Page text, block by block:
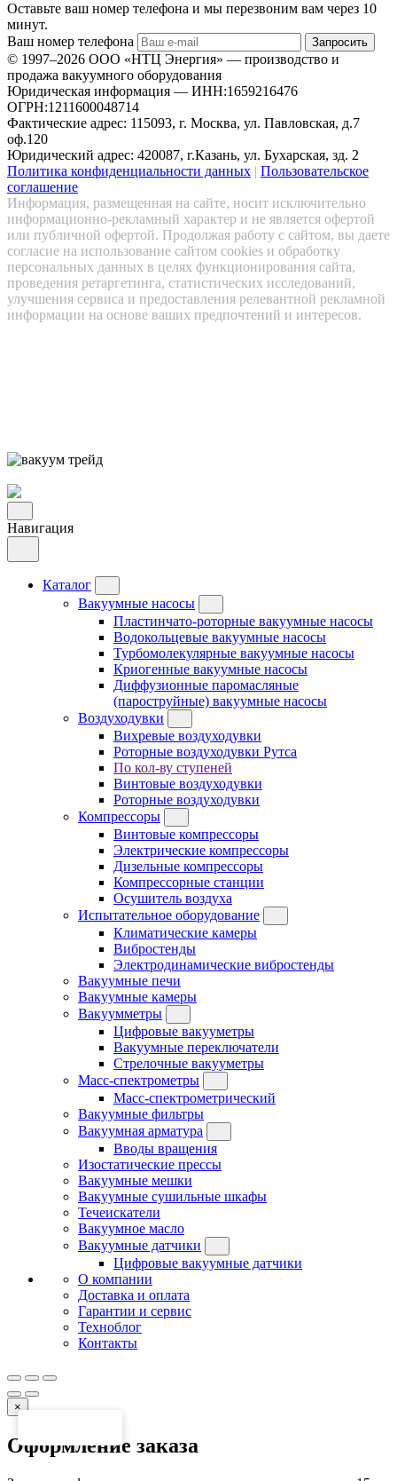
Оставьте ваш номер телефона и мы перезвоним вам через 10
минут.
Ваш номер телефона
Запросить
© 1997–2026 ООО «НТЦ Энергия» — производство и
продажа вакуумного оборудования
Юридическая информация — ИНН:1659216476
ОГРН:1211600048714
Фактические адрес: 115093, г. Москва, ул. Павловская, д.7
оф.120
Юридический адрес: 420087, г.Казань, ул. Бухарская, зд. 2
Политика конфиденциальности данных | Пользовательское
соглашение
Информация, размещенная на сайте, носит исключительно
информационно-рекламный характер и не является офертой
или публичной офертой. Продолжая работу с сайтом, вы даете
согласие на использование сайтом cookies и обработку
персональных данных в целях функционирования сайта,
проведения ретаргетинга, статистических исследований,
улучшения сервиса и предоставления релевантной рекламной
информации на основе ваших предпочтений и интересов.
Навигация
Каталог
Вакуумные насосы
Пластинчато-роторные вакуумные насосы
Водокольцевые вакуумные насосы
Турбомолекулярные вакуумные насосы
Криогенные вакуумные насосы
Диффузионные паромасляные
(пароструйные) вакуумные насосы
Воздуходувки
Вихревые воздуходувки
Роторные воздуходувки Рутса
По кол-ву ступеней
Винтовые воздуходувки
Роторные воздуходувки
Компрессоры
Винтовые компрессоры
Электрические компрессоры
Дизельные компрессоры
Компрессорные станции
Осушитель воздуха
Испытательное оборудование
Климатические камеры
Вибростенды
Электродинамические вибростенды
Вакуумные печи
Вакуумные камеры
Вакуумметры
Цифровые вакууметры
Вакуумные переключатели
Стрелочные вакууметры
Масс-спектрометры
Масс-спектрометрический
Вакуумные фильтры
Вакуумная арматура
Вводы вращения
Изостатические прессы
Вакуумные мешки
Вакуумные сушильные шкафы
Течеискатели
Вакуумное масло
Вакуумные датчики
Цифровые вакуумные датчики
О компании
Доставка и оплата
Гарантии и сервис
Техноблог
Контакты
×
Оформление заказа